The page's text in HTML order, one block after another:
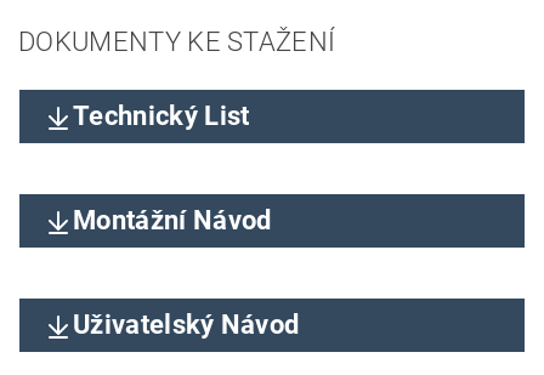
DOKUMENTY KE STAŽENÍ
Technický List
Montážní Návod
Uživatelský Návod